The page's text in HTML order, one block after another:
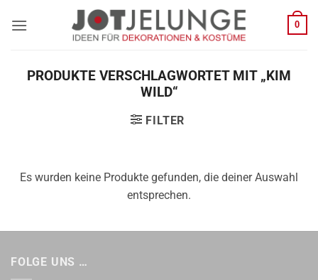
Inhalt
0
PRODUKTE VERSCHLAGWORTET MIT „KIM
WILD“
FILTER
Es wurden keine Produkte gefunden, die deiner Auswahl
entsprechen.
FOLGE UNS …